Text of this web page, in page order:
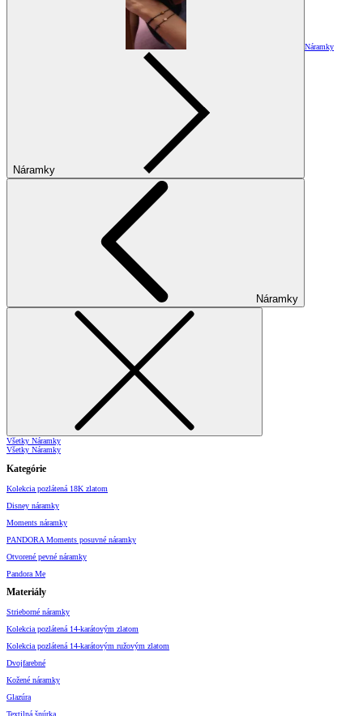
Náramky
Náramky
Náramky
Všetky Náramky
Všetky Náramky
Kategórie
Kolekcia pozlátená 18K zlatom
Disney náramky
Moments náramky
PANDORA Moments posuvné náramky
Otvorené pevné náramky
Pandora Me
Materiály
Strieborné náramky
Kolekcia pozlátená 14-karátovým zlatom
Kolekcia pozlátená 14-karátovým ružovým zlatom
Dvojfarebné
Kožené náramky
Glazúra
Textilná šnúrka